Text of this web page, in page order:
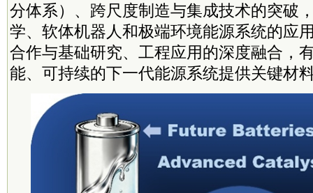
分体系）、跨尺度制造与集成技术的突破
学、软体机器人和极端环境能源系统的应
合作与基础研究、工程应用的深度融合，
能、可持续的下一代能源系统提供关键材